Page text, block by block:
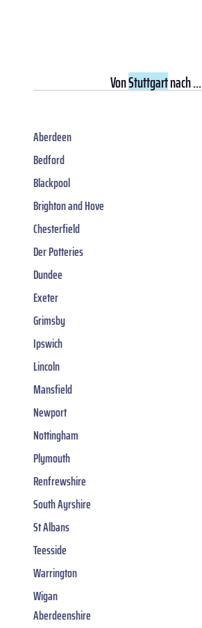
VonStuttgartnach ...
Aberdeen
Bedford
Blackpool
Brighton and Hove
Chesterfield
Der Potteries
Dundee
Exeter
Grimsby
Ipswich
Lincoln
Mansfield
Newport
Nottingham
Plymouth
Renfrewshire
South Ayrshire
St Albans
Teesside
Warrington
Wigan
Aberdeenshire